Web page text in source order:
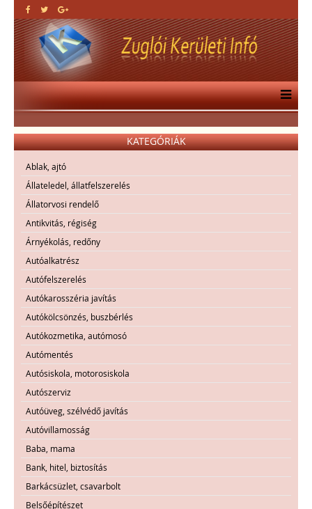
KATEGÓRIÁK
Ablak, ajtó
Állateledel, állatfelszerelés
Állatorvosi rendelő
Antikvitás, régiség
Árnyékolás, redőny
Autóalkatrész
Autófelszerelés
Autókarosszéria javítás
Autókölcsönzés, buszbérlés
Autókozmetika, autómosó
Autómentés
Autósiskola, motorosiskola
Autószerviz
Autóüveg, szélvédő javítás
Autóvillamosság
Baba, mama
Bank, hitel, biztosítás
Barkácsüzlet, csavarbolt
Belsőépítészet